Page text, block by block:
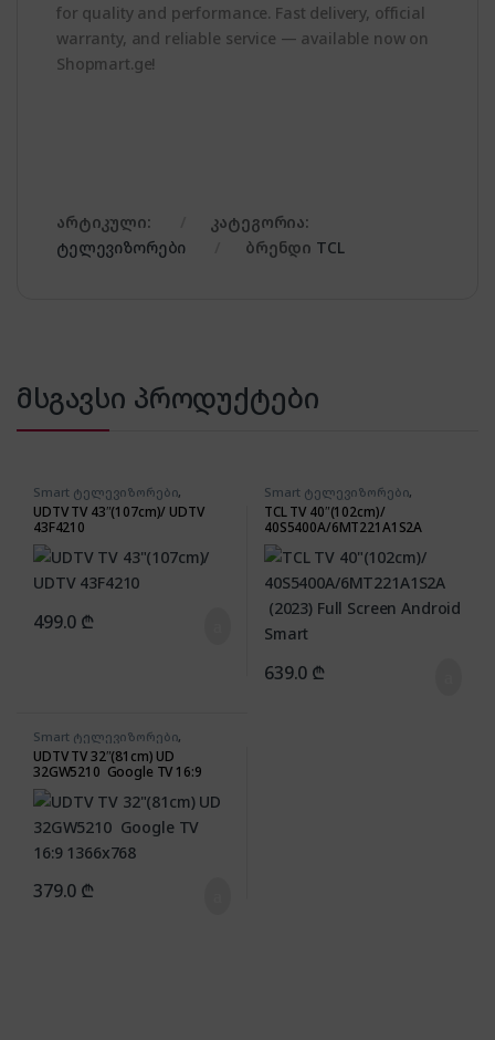
for quality and performance. Fast delivery, official
warranty, and reliable service — available now on
Shopmart.ge!
არტიკული:
კატეგორია:
ტელევიზორები
ბრენდი TCL
მსგავსი პროდუქტები
Smart ტელევიზორები,
ტელევიზორები
UDTV TV 43″(107cm)/ UDTV
43F4210
499.0 ₾
Smart ტელევიზორები,
ტელევიზორები
TCL TV 40″(102cm)/
40S5400A/6MT221A1S2A
(2023) Full Screen Android
Smart
639.0 ₾
Smart ტელევიზორები,
ტელევიზორები
UDTV TV 32″(81cm) UD
32GW5210 Google TV 16:9
1366×768
379.0 ₾